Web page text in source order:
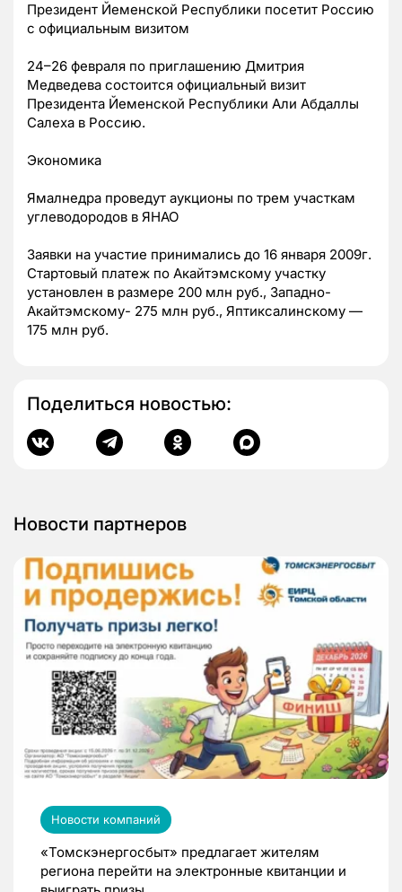
Президент Йеменской Республики посетит Россию
с официальным визитом
24–26 февраля по приглашению Дмитрия
Медведева состоится официальный визит
Президента Йеменской Республики Али Абдаллы
Салеха в Россию.
Экономика
Ямалнедра проведут аукционы по трем участкам
углеводородов в ЯНАО
Заявки на участие принимались до 16 января 2009г.
Стартовый платеж по Акайтэмскому участку
установлен в размере 200 млн руб., Западно-
Акайтэмскому- 275 млн руб., Яптиксалинскому —
175 млн руб.
Поделиться новостью:
Новости партнеров
Новости компаний
«Томскэнергосбыт» предлагает жителям
региона перейти на электронные квитанции и